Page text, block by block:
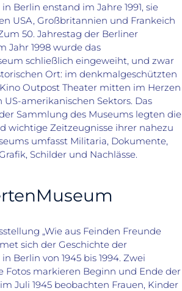
Berlin enstand im Jahre 1991, sie
USA, Großbritannien und Frankeich
50. Jahrestag der Berliner
Jahr 1998 wurde das
schließlich eingeweiht, und zwar
Ort: im denkmalgeschützten
Outpost Theater mitten im Herzen
US-amerikanischen Sektors. Das
Sammlung des Museums legten die
wichtige Zeitzeugnisse ihrer nahezu
umfasst Militaria, Dokumente,
Schilder und Nachlässe.
„Wie aus Feinden Freunde
sich der Geschichte der
Berlin von 1945 bis 1994. Zwei
Fotos markieren Beginn und Ende der
Juli 1945 beobachten Frauen, Kinder